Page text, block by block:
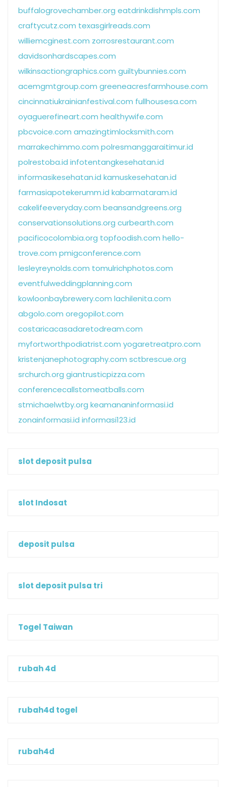
buffalogrovechamber.org eatdrinkdishmpls.com
craftycutz.com texasgirlreads.com
williemcginest.com zorrosrestaurant.com
davidsonhardscapes.com
wilkinsactiongraphics.com guiltybunnies.com
acemgmtgroup.com greeneacresfarmhouse.com
cincinnatiukrainianfestival.com fullhousesa.com
oyaguerefineart.com healthywife.com
pbcvoice.com amazingtimlocksmith.com
marrakechimmo.com polresmanggaraitimur.id
polrestoba.id infotentangkesehatan.id
informasikesehatan.id kamuskesehatan.id
farmasiapotekerumm.id kabarmataram.id
cakelifeeveryday.com beansandgreens.org
conservationsolutions.org curbearth.com
pacificocolombia.org topfoodish.com hello-
trove.com pmigconference.com
lesleyreynolds.com tomulrichphotos.com
eventfulweddingplanning.com
kowloonbaybrewery.com lachilenita.com
abgolo.com oregopilot.com
costaricacasadaretodream.com
myfortworthpodiatrist.com yogaretreatpro.com
kristenjanephotography.com sctbrescue.org
srchurch.org giantrusticpizza.com
conferencecallstomeatballs.com
stmichaelwtby.org keamananinformasi.id
zonainformasi.id informasi123.id
slot deposit pulsa
slot Indosat
deposit pulsa
slot deposit pulsa tri
Togel Taiwan
rubah 4d
rubah4d togel
rubah4d